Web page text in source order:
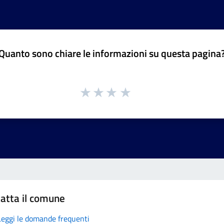
sono chiare le informazioni su questa
il comune
le domande frequenti